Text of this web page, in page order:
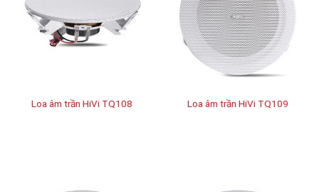
Loa âm trần HiVi TQ108 Loa âm trần HiVi TQ109